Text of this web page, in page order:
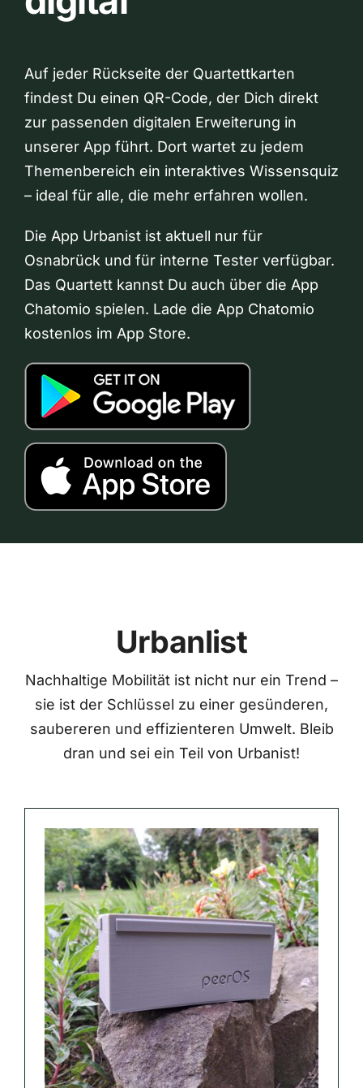
Auf jeder Rückseite der Quartettkarten
findest Du einen QR-Code, der Dich direkt
zur passenden digitalen Erweiterung in
unserer App führt. Dort wartet zu jedem
Themenbereich ein interaktives Wissensquiz
– ideal für alle, die mehr erfahren wollen.
Die App Urbanist ist aktuell nur für
Osnabrück und für interne Tester verfügbar.
Das Quartett kannst Du auch über die App
Chatomio spielen. Lade die App Chatomio
kostenlos im App Store.
Urbanlist
Nachhaltige Mobilität ist nicht nur ein Trend –
sie ist der Schlüssel zu einer gesünderen,
saubereren und effizienteren Umwelt. Bleib
dran und sei ein Teil von Urbanist!